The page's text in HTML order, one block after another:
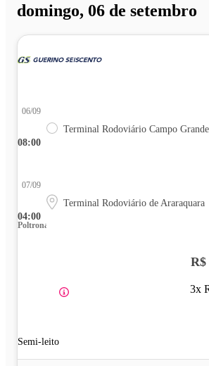
domingo, 06 de setembro
08:00
06/09
Terminal Rodoviário Campo Grande
04:00
07/09
Terminal Rodoviário de Araraquara
Poltrona
Semi-leito
R$
3x